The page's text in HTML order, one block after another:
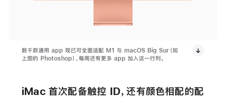
数千款通用 app 现已可全面适配 M1 与 macOS Big Sur（如
上图的 Photoshop），每周还有更多 app 加入这一行列。
iMac 首次配备触控 ID，还有颜色相配的配